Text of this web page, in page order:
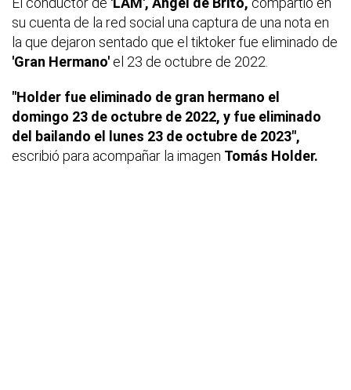
su cuenta de la red social una captura de una nota en
la que dejaron sentado que el tiktoker fue eliminado de
'Gran Hermano' el 23 de octubre de 2022.
"Holder fue eliminado de gran hermano el
domingo 23 de octubre de 2022, y fue eliminado
del bailando el lunes 23 de octubre de 2023",
escribió para acompañar la imagen Tomás Holder.